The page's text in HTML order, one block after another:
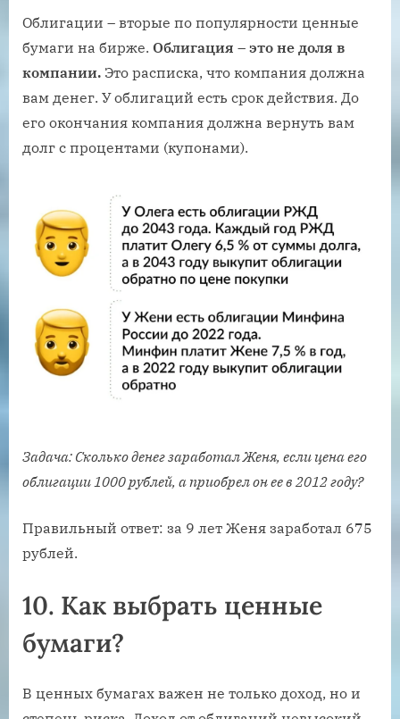
Облигации – вторые по популярности ценные
бумаги на бирже. Облигация – это не доля в
компании. Это расписка, что компания должна
вам денег. У облигаций есть срок действия. До
его окончания компания должна вернуть вам
долг с процентами (купонами).
Задача: Сколько денег заработал Женя, если цена его
облигации 1000 рублей, а приобрел он ее в 2012 году?
Правильный ответ: за 9 лет Женя заработал 675
рублей.
10. Как выбрать ценные
бумаги?
В ценных бумагах важен не только доход, но и